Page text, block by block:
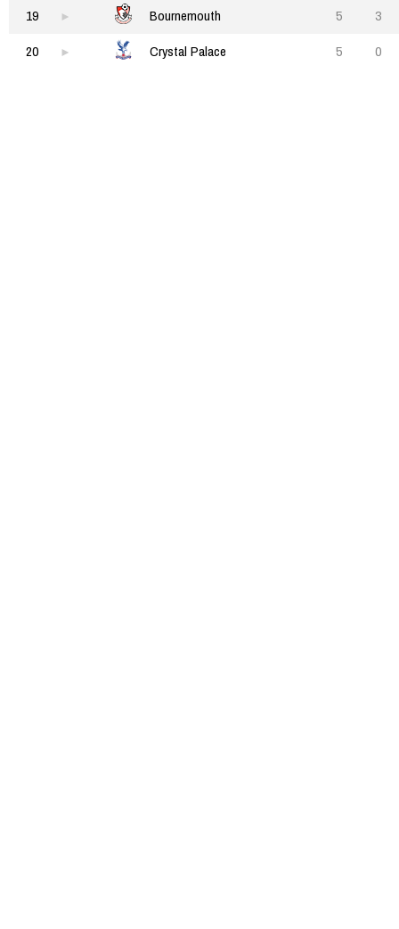
19
Bournemouth 5
3
20
Crystal Palace 5 0